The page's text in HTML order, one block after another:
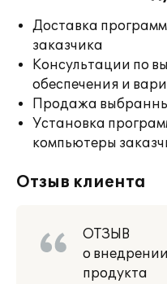
Доставка
заказчика
Консультации по
обеспечения и
Продажа
Установка
компьютеры
Отзыв клиента
ОТЗЫВ
о
продукта